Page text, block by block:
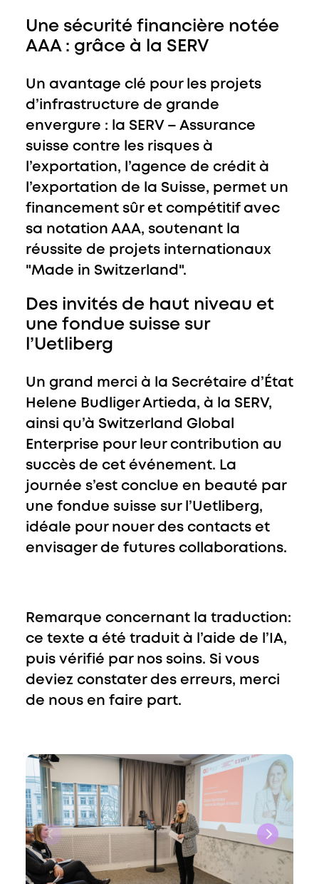
Une sécurité financière notée
AAA : grâce à la SERV
Un avantage clé pour les projets
d’infrastructure de grande
envergure : la SERV – Assurance
suisse contre les risques à
l’exportation, l’agence de crédit à
l’exportation de la Suisse, permet un
financement sûr et compétitif avec
sa notation AAA, soutenant la
réussite de projets internationaux
"Made in Switzerland".
Des invités de haut niveau et
une fondue suisse sur
l’Uetliberg
Un grand merci à la Secrétaire d’État
Helene Budliger Artieda, à la SERV,
ainsi qu’à Switzerland Global
Enterprise pour leur contribution au
succès de cet événement. La
journée s’est conclue en beauté par
une fondue suisse sur l’Uetliberg,
idéale pour nouer des contacts et
envisager de futures collaborations.
Remarque concernant la traduction:
ce texte a été traduit à l’aide de l’IA,
puis vérifié par nos soins. Si vous
deviez constater des erreurs, merci
de nous en faire part.